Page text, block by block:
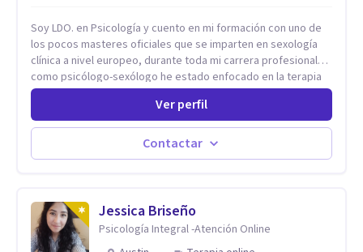
Soy LDO. en Psicología y cuento en mi formación con uno de
los pocos masteres oficiales que se imparten en sexología
clínica a nivel europeo, durante toda mi carrera profesional
como psicólogo-sexólogo he estado enfocado en la terapia
sexual desde una perspectiva multidisciplinar BIO-PSICO-
SOCIAL ya que aunque las bases de mi trabajo son
psicológicas, si no se tienen en consideración otros factores
la terapia puede no funcionar al tener una visión demasiado
simplista, excluyendo de antemano otros factores que
como algo particular e intentando adaptarme a tu situación
personal concreta. En especial mi ámbito de trabajo es la
disfunción eréctil, la eyaculación precoz y la falta de deseo
Ver perfil
Contactar
Jessica Briseño
Psicología Integral -Atención Online